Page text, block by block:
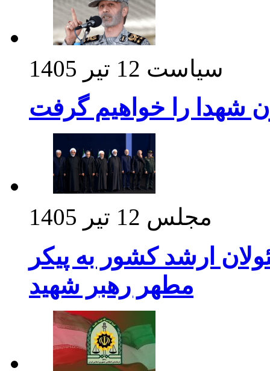
سیاست 12 تیر 1405
شهدا را خواهیم گرفت
مجلس 12 تیر 1405
ارشد کشور به پیکر
مطهر رهبر شهید